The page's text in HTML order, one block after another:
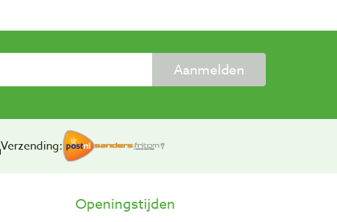
Aanmelden
Verzending:
Openingstijden